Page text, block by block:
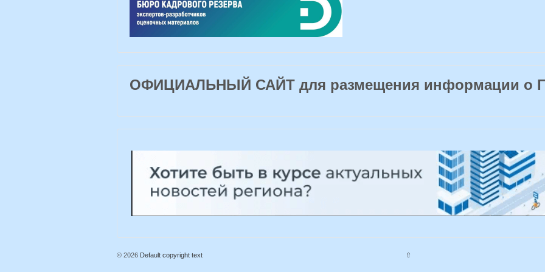
ОФИЦИАЛЬНЫЙ САЙТ для размещения информации о
© 2026 Default copyright text ⇧